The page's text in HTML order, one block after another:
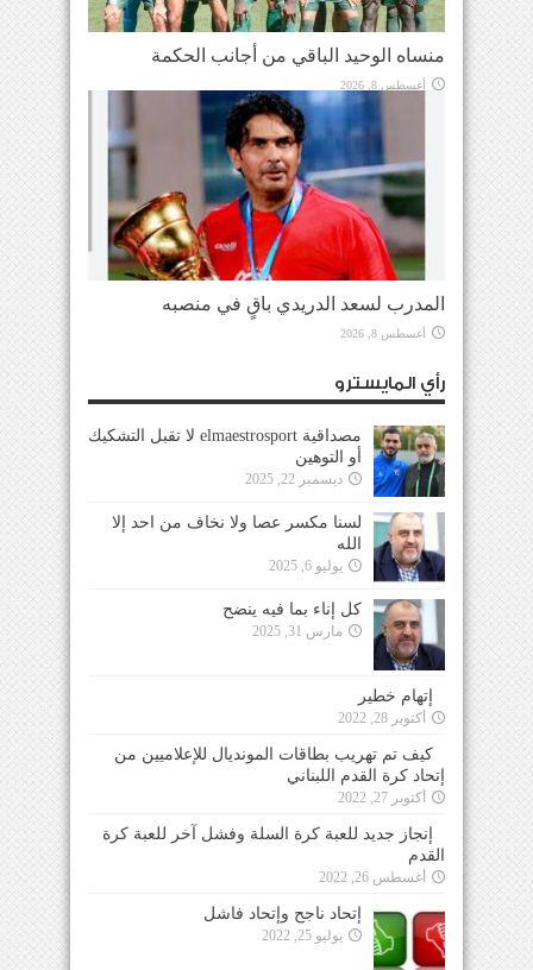
منساه الوحيد الباقي من أجانب الحكمة
أغسطس 8, 2026
المدرب لسعد الدريدي باقٍ في منصبه
أغسطس 8, 2026
رأي المايسترو
مصداقية elmaestrosport لا تقبل التشكيك
أو التوهين
ديسمبر 22, 2025
لسنا مكسر عصا ولا نخاف من احد إلا
الله
يوليو 6, 2025
كل إناء بما فيه ينضح
مارس 31, 2025
إتهام خطير
أكتوبر 28, 2022
كيف تم تهريب بطاقات المونديال للإعلاميين من
إتحاد كرة القدم اللبناني
أكتوبر 27, 2022
إنجاز جديد للعبة كرة السلة وفشل آخر للعبة كرة
القدم
أغسطس 26, 2022
إتحاد ناجح وإتحاد فاشل
يوليو 25, 2022